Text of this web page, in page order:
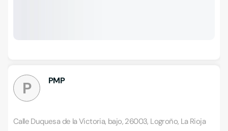
P PMP
Calle Duquesa de la Victoria, bajo, 26003, Logroño, La Rioja